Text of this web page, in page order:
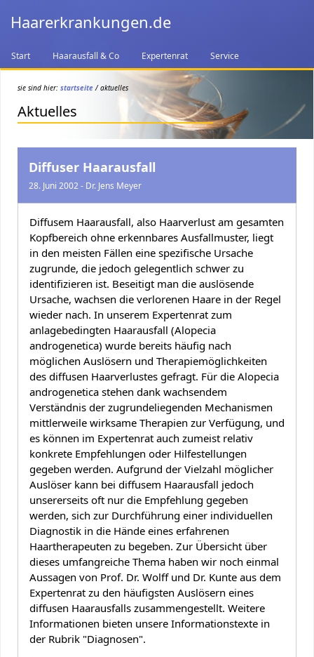
Haarerkrankungen.de
Start Haarausfall & Co Expertenrat Service
sie sind hier: startseite/ aktuelles
Aktuelles
Diffuser Haarausfall
28. Juni 2002 - Dr. Jens Meyer
Diffusem Haarausfall, also Haarverlust am gesamten
Kopfbereich ohne erkennbares Ausfallmuster, liegt
in den meisten Fällen eine spezifische Ursache
zugrunde, die jedoch gelegentlich schwer zu
identifizieren ist. Beseitigt man die auslösende
Ursache, wachsen die verlorenen Haare in der Regel
wieder nach. In unserem Expertenrat zum
anlagebedingten Haarausfall (Alopecia
androgenetica) wurde bereits häufig nach
möglichen Auslösern und Therapiemöglichkeiten
des diffusen Haarverlustes gefragt. Für die Alopecia
androgenetica stehen dank wachsendem
Verständnis der zugrundeliegenden Mechanismen
mittlerweile wirksame Therapien zur Verfügung, und
es können im Expertenrat auch zumeist relativ
konkrete Empfehlungen oder Hilfestellungen
gegeben werden. Aufgrund der Vielzahl möglicher
Auslöser kann bei diffusem Haarausfall jedoch
unsererseits oft nur die Empfehlung gegeben
werden, sich zur Durchführung einer individuellen
Diagnostik in die Hände eines erfahrenen
Haartherapeuten zu begeben. Zur Übersicht über
dieses umfangreiche Thema haben wir noch einmal
Aussagen von Prof. Dr. Wolff und Dr. Kunte aus dem
Expertenrat zu den häufigsten Auslösern eines
diffusen Haarausfalls zusammengestellt. Weitere
Informationen bieten unsere Informationstexte in
der Rubrik "Diagnosen".